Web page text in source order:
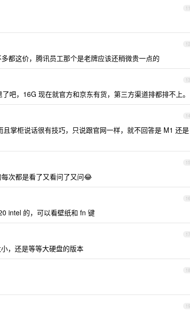
11
12
都这价，腾讯员工那个是老牌应该还稍微贵一点的
13
吧，16G 现在就官方和京东有货，第三方渠道排都排不上。
14
掌柜说话很有技巧，只说跟官网一样，就不回答是 M1 还是
15
次都是看了又看问了又问😂
16
intel 的，可以看壁纸和 fn 键
17
，还是等等大硬盘的版本
18
19